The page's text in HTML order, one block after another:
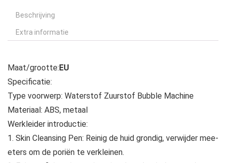
Beschrijving
Extra informatie
Maat/grootte: EU
Specificatie:
Type voorwerp: Waterstof Zuurstof Bubble Machine
Materiaal: ABS, metaal
Werkleider introductie:
1. Skin Cleansing Pen: Reinig de huid grondig, verwijder mee-
eters om de poriën te verkleinen.